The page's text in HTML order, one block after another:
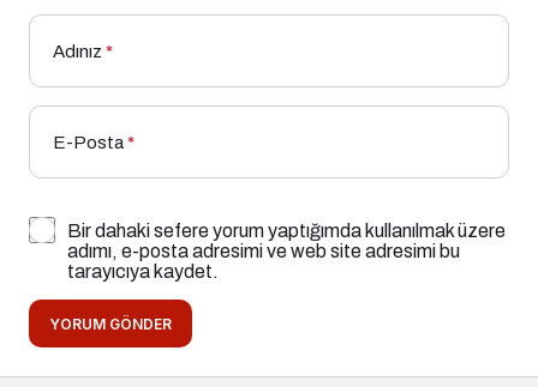
Adınız *
E-Posta*
Bir dahaki sefere yorum yaptığımda kullanılmak üzere
adımı, e-posta adresimi ve web site adresimi bu
tarayıcıya kaydet.
YORUM GÖNDER